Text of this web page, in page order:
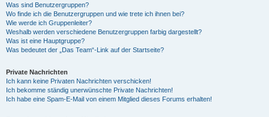
Was sind Benutzergruppen?
Wo finde ich die Benutzergruppen und wie trete ich ihnen bei?
Wie werde ich Gruppenleiter?
Weshalb werden verschiedene Benutzergruppen farbig dargestellt?
Was ist eine Hauptgruppe?
Was bedeutet der „Das Team“-Link auf der Startseite?
Private Nachrichten
Ich kann keine Privaten Nachrichten verschicken!
Ich bekomme ständig unerwünschte Private Nachrichten!
Ich habe eine Spam-E-Mail von einem Mitglied dieses Forums erhalten!